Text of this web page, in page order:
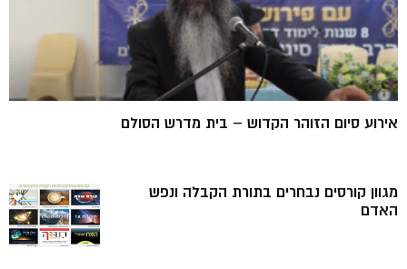
אירוע סיום הזוהר הקדוש – בית מדרש הסולם
מגוון קורסים נבחרים בתורת הקבלה ונפש
האדם